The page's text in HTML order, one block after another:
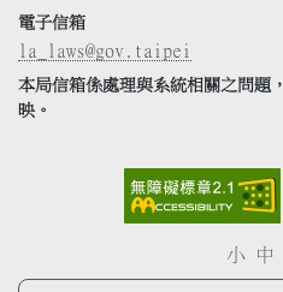
電子信箱
la_laws@gov.taipei
本局信箱係處理與系統相關之問題
映。
小 中